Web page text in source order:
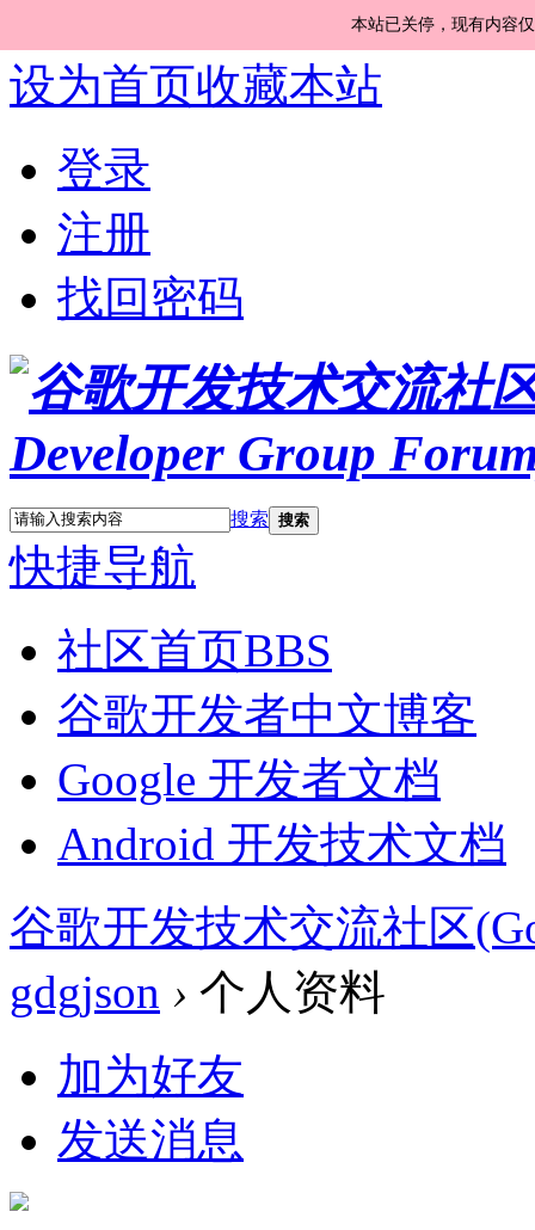
本站已关停，现有内容
设为首页收藏本站
登录
注册
找回密码
搜索 搜索
快捷导航
社区首页BBS
谷歌开发者中文博客
Google 开发者文档
Android 开发技术文档
谷歌开发技术交流社区
gdgjson › 个人资料
加为好友
发送消息